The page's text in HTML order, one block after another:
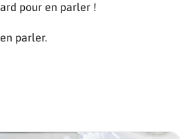
pour en parler !
parler.